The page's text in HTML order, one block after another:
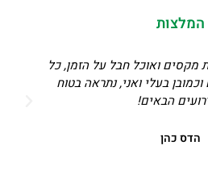
ואוכל חבל על הזמן, כל
בעלי ואני, נתראה בטוח
הבאים!
כהן